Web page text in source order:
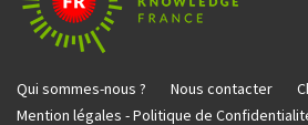
Qui sommes-nous ? Nous contacter
Mention légales - Politique de